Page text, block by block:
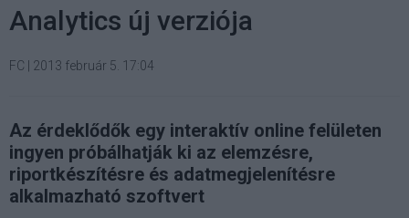
Analytics új verziója
FC 2013 február 5. 17:04
Az érdeklődők egy interaktív online felületen
ingyen próbálhatják ki az elemzésre,
riportkészítésre és adatmegjelenítésre
alkalmazható szoftvert